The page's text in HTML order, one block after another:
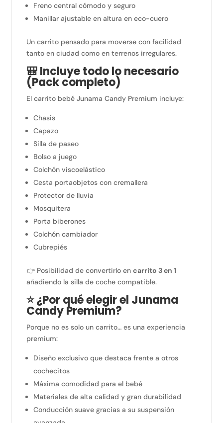
Freno central cómodo y seguro
Manillar ajustable en altura en eco-cuero
Un carrito pensado para moverse con facilidad
tanto en ciudad como en terrenos irregulares.
🎒 Incluye todo lo necesario
(Pack completo)
El carrito bebé Junama Candy Premium incluye:
Chasis
Capazo
Silla de paseo
Bolso a juego
Colchón viscoelástico
Cesta portaobjetos con cremallera
Protector de lluvia
Mosquitera
Porta biberones
Colchón cambiador
Cubrepiés
👉 Posibilidad de convertirlo encarrito 3 en 1
añadiendo la silla de coche compatible.
⭐ ¿Por qué elegir el Junama
Candy Premium?
Porque no es solo un carrito… es una experiencia
premium:
Diseño exclusivo que destaca frente a otros
cochecitos
Máxima comodidad para el bebé
Materiales de alta calidad y gran durabilidad
Conducción suave gracias a su suspensión